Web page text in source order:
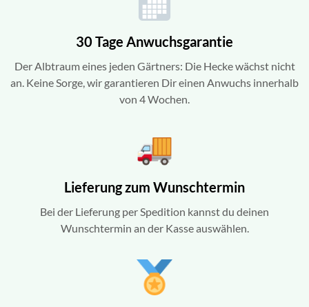
30 Tage Anwuchsgarantie
Der Albtraum eines jeden Gärtners: Die Hecke wächst nicht
an. Keine Sorge, wir garantieren Dir einen Anwuchs innerhalb
von 4 Wochen.
Lieferung zum Wunschtermin
Bei der Lieferung per Spedition kannst du deinen
Wunschtermin an der Kasse auswählen.